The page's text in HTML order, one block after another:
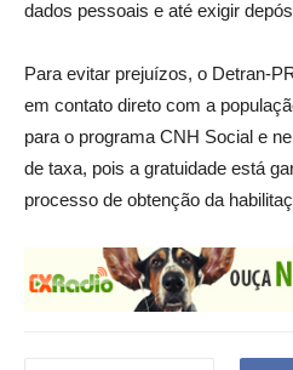
dados pessoais e até exigir
Para evitar prejuízos, o Detran-
em contato direto com a
para o programa CNH Social e
de taxa, pois a gratuidade está
processo de obtenção da